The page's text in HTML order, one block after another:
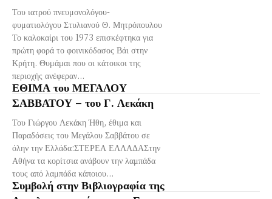
Του ιατρού πνευμονολόγου-
φυματιολόγου Στυλιανού Θ. Μητρόπουλου
Το καλοκαίρι του 1973 επισκέφτηκα για
πρώτη φορά το φοινικόδασος Βάι στην
Κρήτη. Θυμάμαι που οι κάτοικοι της
περιοχής ανέφεραν...
ΕΘΙΜΑ του ΜΕΓΑΛΟΥ
ΣΑΒΒΑΤΟΥ – του Γ. Λεκάκη
Του Γιώργου Λεκάκη Ήθη, έθιμα και
Παραδόσεις του Μεγάλου Σαββάτου σε
όλην την Ελλάδα:ΣΤΕΡΕΑ ΕΛΛΑΔΑΣτην
Αθήνα τα κορίτσια ανάβουν την λαμπάδα
τους από λαμπάδα κάποιου...
Συμβολή στην Βιβλιογραφία της